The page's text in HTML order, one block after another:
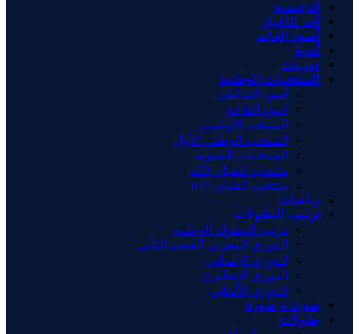
الرئيسية
آخر الأخبار
أسود العالم
أندية
دوريات
المنتخبات الوطنية
أسود الشاطئ
أسود القاعة
المنتخب الأولمبي
المنتخب الوطني الأول
المنتخبات النسوية
منتخب الشبان u20
منتخب الفتيان u17
رياضات
ترتيب البطولات
ترتيب البطولة الوطنية
الدوري المغربي القسم الثاني
الدوري الإسباني
الدوري الإنجليزي
الدوري الألماني
صوت و صورة
بطولات